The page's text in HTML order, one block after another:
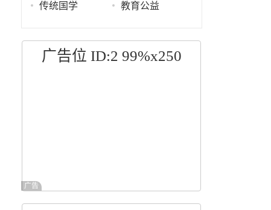
传统国学 教育公益
广告位 ID:2 99%x250
广告